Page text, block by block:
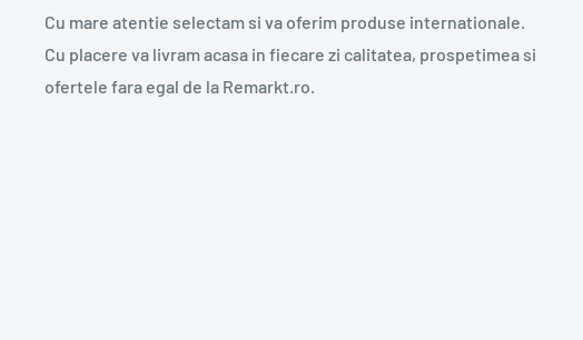
Cu mare atentie selectam si va oferim produse internationale.
Cu placere va livram acasa in fiecare zi calitatea, prospetimea si
ofertele fara egal de la Remarkt.ro.